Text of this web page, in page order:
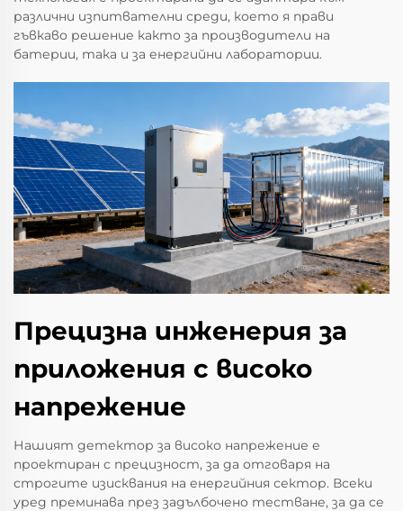
различни изпитвателни среди, което я прави
гъвкаво решение както за производители на
батерии, така и за енергийни лаборатории.
Прецизна инженерия за
приложения с високо
напрежение
Нашият детектор за високо напрежение е
проектиран с прецизност, за да отговаря на
строгите изисквания на енергийния сектор. Всеки
уред преминава през задълбочено тестване, за да се